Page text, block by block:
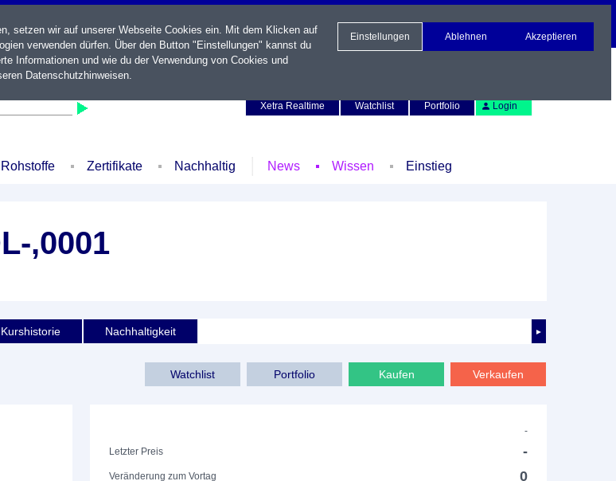
Xetra Realtime
Watchlist Portfolio Login
Rohstoffe Zertifikate Nachhaltig News Wissen Einstieg
,0001
►
Kurshistorie Nachhaltigkeit
Watchlist Portfolio Kaufen Verkaufen
-
Letzter Preis
-
Veränderung zum Vortag 0
setzen wir auf unserer Webseite Cookies ein. Mit dem Klicken auf
verwenden dürfen. Über den Button "Einstellungen" kannst du
Informationen und wie du der Verwendung von Cookies und
Datenschutzhinweisen.
Einstellungen Ablehnen Akzeptieren